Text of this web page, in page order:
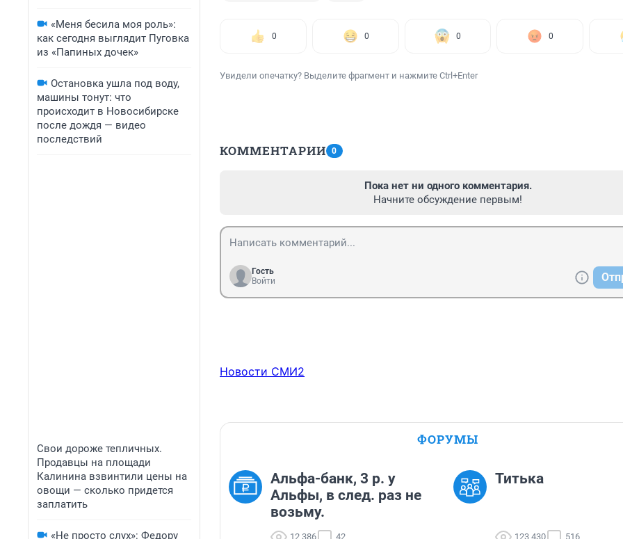
«Меня бесила моя роль»:
как сегодня выглядит Пуговка
из «Папиных дочек»
Остановка ушла под воду,
машины тонут: что
происходит в Новосибирске
после дождя — видео
последствий
Свои дороже тепличных.
Продавцы на площади
Калинина взвинтили цены на
овощи — сколько придется
заплатить
«Не просто слух»: Федору
0 0 0 0
Увидели опечатку? Выделите фрагмент и нажмите Ctrl+Enter
КОММЕНТАРИИ 0
Пока нет ни одного комментария.
Начните обсуждение первым!
Гость
Войти
Новости СМИ2
ФОРУМЫ
Альфа-банк, 3 р. у
Альфы, в след. раз не
возьму.
12 386 42
Титька
123 430 516